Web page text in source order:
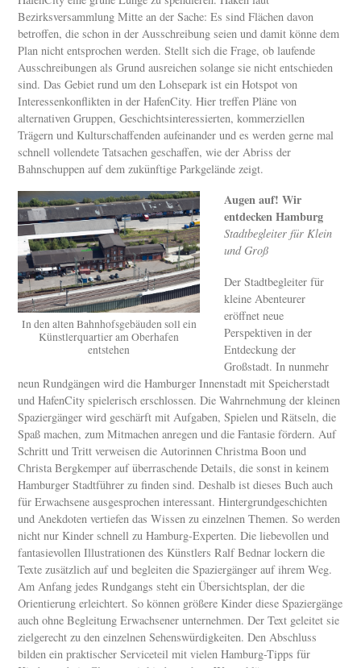
Bezirksversammlung Mitte an der Sache: Es sind Flächen davon
betroffen, die schon in der Ausschreibung seien und damit könne dem
Plan nicht entsprochen werden. Stellt sich die Frage, ob laufende
Ausschreibungen als Grund ausreichen solange sie nicht entschieden
sind. Das Gebiet rund um den Lohsepark ist ein Hotspot von
Interessenkonflikten in der HafenCity. Hier treffen Pläne von
alternativen Gruppen, Geschichtsinteressierten, kommerziellen
Trägern und Kulturschaffenden aufeinander und es werden gerne mal
schnell vollendete Tatsachen geschaffen, wie der Abriss der
Bahnschuppen auf dem zukünftige Parkgelände zeigt.
In den alten Bahnhofsgebäuden soll ein
Künstlerquartier am Oberhafen
entstehen
Augen auf! Wir
entdecken Hamburg
Stadtbegleiter für Klein
und Groß
Der Stadtbegleiter für
kleine Abenteurer
eröffnet neue
Perspektiven in der
Entdeckung der
Großstadt. In nunmehr
neun Rundgängen wird die Hamburger Innenstadt mit Speicherstadt
und HafenCity spielerisch erschlossen. Die Wahrnehmung der kleinen
Spaziergänger wird geschärft mit Aufgaben, Spielen und Rätseln, die
Spaß machen, zum Mitmachen anregen und die Fantasie fördern. Auf
Schritt und Tritt verweisen die Autorinnen Christma Boon und
Christa Bergkemper auf überraschende Details, die sonst in keinem
Hamburger Stadtführer zu finden sind. Deshalb ist dieses Buch auch
für Erwachsene ausgesprochen interessant. Hintergrundgeschichten
und Anekdoten vertiefen das Wissen zu einzelnen Themen. So werden
nicht nur Kinder schnell zu Hamburg-Experten. Die liebevollen und
fantasievollen Illustrationen des Künstlers Ralf Bednar lockern die
Texte zusätzlich auf und begleiten die Spaziergänger auf ihrem Weg.
Am Anfang jedes Rundgangs steht ein Übersichtsplan, der die
Orientierung erleichtert. So können größere Kinder diese Spaziergänge
auch ohne Begleitung Erwachsener unternehmen. Der Text geleitet sie
zielgerecht zu den einzelnen Sehenswürdigkeiten. Den Abschluss
bilden ein praktischer Serviceteil mit vielen Hamburg-Tipps für